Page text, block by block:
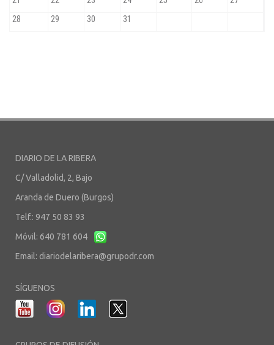
DIARIO DE LA RIBERA
C/ Valladolid, 2, Bajo
Aranda de Duero (Burgos)
Telf.: 947 50 83 93
Móvil: 640 781 604
Email: diariodelaribera@grupodr.com
SÍGUENOS